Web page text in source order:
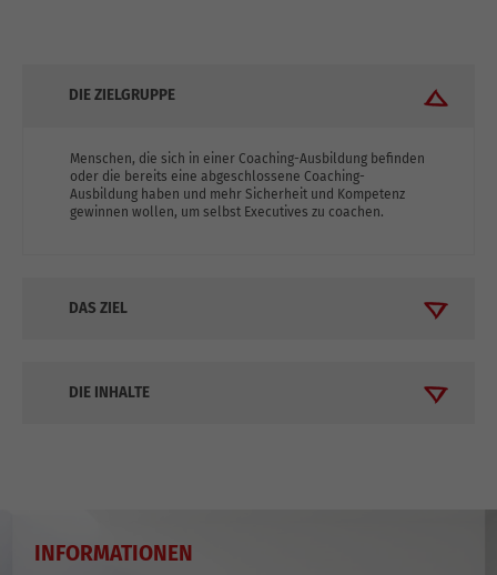
DIE ZIELGRUPPE
Menschen, die sich in einer Coaching-Ausbildung befinden
oder die bereits eine abgeschlossene Coaching-
Ausbildung haben und mehr Sicherheit und Kompetenz
gewinnen wollen, um selbst Executives zu coachen.
DAS ZIEL
DIE INHALTE
INFORMATIONEN